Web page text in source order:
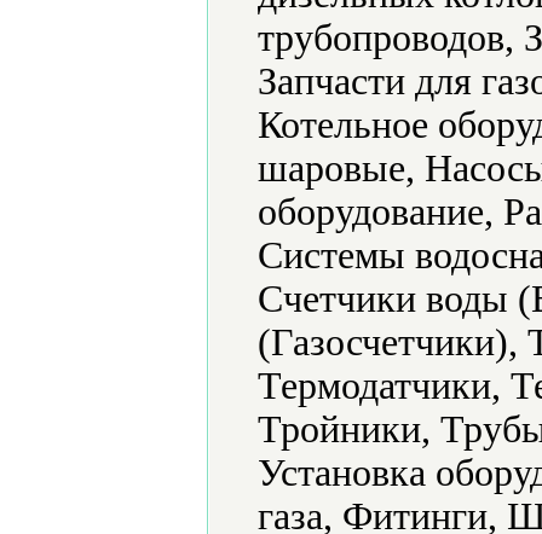
трубопроводов,
Запчасти для
Котельное
шаровые,
оборудование,
Системы
Счетчики воды
(Газосчетчики),
Термодатчики,
Тройники,
Установка
газа, Фитинги,